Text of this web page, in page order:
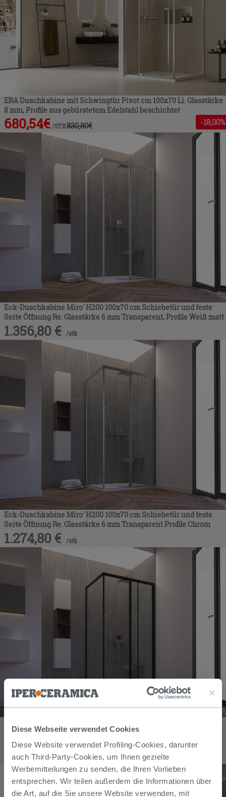
Diese Webseite verwendet Cookies
Diese Website verwendet Profiling-Cookies, darunter
auch Third-Party-Cookies, um Ihnen gezielte
Werbemitteilungen zu senden, die Ihren Vorlieben
entsprechen. Wir teilen außerdem die Informationen über
die Art, auf die Sie unsere Website verwenden, mit
ERA Duschkabine mit Schwingtür Pivot cm 100x70 Li. Glasstärke
8 mm, Profile aus gebürstetem Edelstahl beschichtet
680,54€ /STK830,80€ -18,00%
Eck-Duschkabine Miro' H200 100x70 cm Schiebetür und feste
Seite Öffnung Re. Glasstärke 6 mm Transparent, Profile Weiß matt
1.356,80 € /stk
Eck-Duschkabine Miro' H200 100x70 cm Schiebetür und feste
Seite Öffnung Re. Glasstärke 6 mm Transparent Profile Chrom
1.274,80 € /stk
Seite Öffnung Re. Glasstärke 6 mm Transparent Profile Schwarz
matt
1.356,80€ /stk